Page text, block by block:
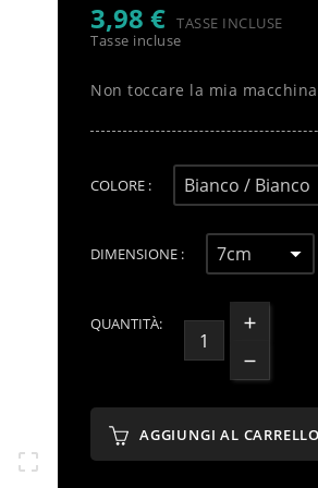

3,98 € TASSE INCLUSE
Tasse incluse
Non toccare la mia macchina
COLORE :
DIMENSIONE :
QUANTITÀ:
AGGIUNGI AL